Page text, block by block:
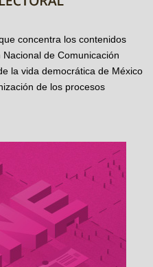
concentra los contenidos
de Comunicación
la vida democrática de México
de los procesos